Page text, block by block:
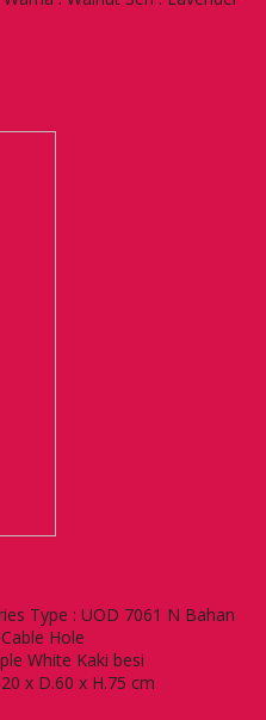
Type : UOD 7061 N Bahan
Hole
White Kaki besi
x D.60 x H.75 cm